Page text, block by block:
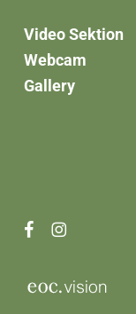
Video Sektion
Webcam
Gallery
facebookinstagram